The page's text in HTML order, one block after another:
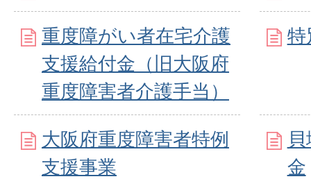
重度障がい者在宅介護
支援給付金（旧大阪府
重度障害者介護手当）
特
大阪府重度障害者特例
支援事業
金